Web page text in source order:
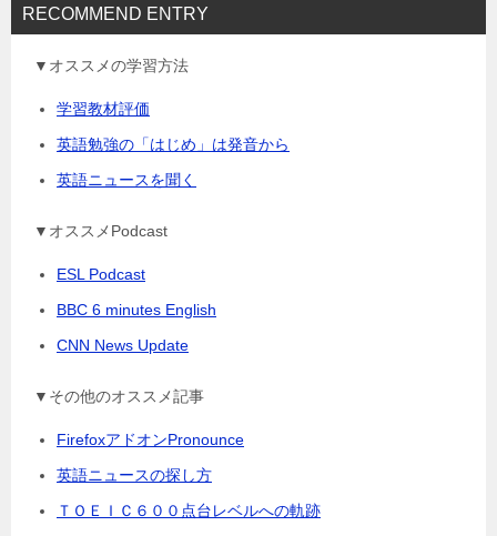
RECOMMEND ENTRY
▼オススメの学習方法
学習教材評価
英語勉強の「はじめ」は発音から
英語ニュースを聞く
▼オススメPodcast
ESL Podcast
BBC 6 minutes English
CNN News Update
▼その他のオススメ記事
FirefoxアドオンPronounce
英語ニュースの探し方
ＴＯＥＩＣ６００点台レベルへの軌跡